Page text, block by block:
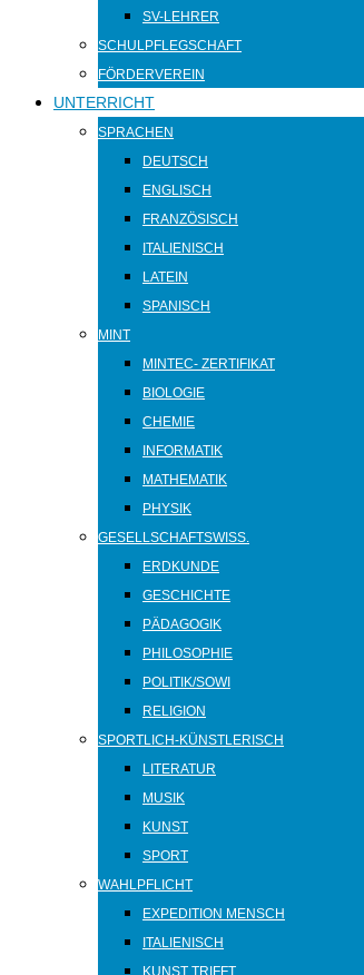
SV-LEHRER
SCHULPFLEGSCHAFT
FÖRDERVEREIN
UNTERRICHT
SPRACHEN
DEUTSCH
ENGLISCH
FRANZÖSISCH
ITALIENISCH
LATEIN
SPANISCH
MINT
MINTEC- ZERTIFIKAT
BIOLOGIE
CHEMIE
INFORMATIK
MATHEMATIK
PHYSIK
GESELLSCHAFTSWISS.
ERDKUNDE
GESCHICHTE
PÄDAGOGIK
PHILOSOPHIE
POLITIK/SOWI
RELIGION
SPORTLICH-KÜNSTLERISCH
LITERATUR
MUSIK
KUNST
SPORT
WAHLPFLICHT
EXPEDITION MENSCH
ITALIENISCH
KUNST TRIFFT